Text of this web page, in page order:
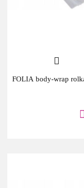
FOLIA body-wrap